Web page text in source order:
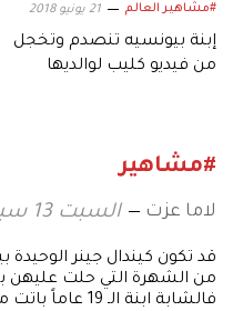
#مشاهير العالم 21 يونيو 2018
إبنة بيونسيه تنصدم وتخجل
من فيديو كليب لوالديها
#مشاهير
لاما عزت السبت 13 سبتمبر 2014 16:05
قد تكون كيندال جينر الوحيدة
من الشهرة التي حلت عليهن
فالشابة ابنة